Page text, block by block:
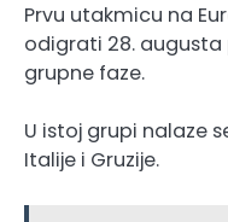
Prvu utakmicu na
odigrati 28.
grupne faze.
U istoj grupi nalaze
Italije i Gruzije.